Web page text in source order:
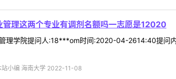
管理这两个专业有调剂名额吗一志愿是12020
理学院提问人:18***om时间:2020-04-2614:40提问
站小编 海南大学 2022-11-08